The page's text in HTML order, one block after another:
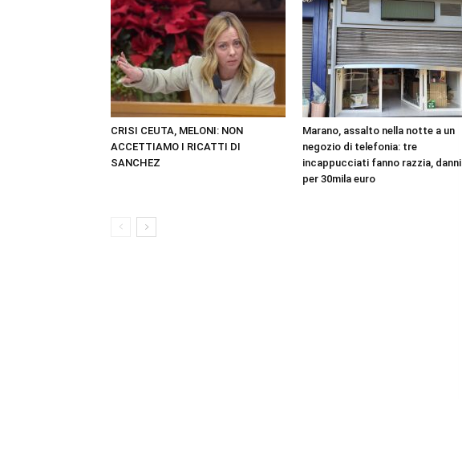
CRISI CEUTA, MELONI: NON
ACCETTIAMO I RICATTI DI
SANCHEZ
Marano, assalto nella notte a un
negozio di telefonia: tre
incappucciati fanno razzia, danni
per 30mila euro